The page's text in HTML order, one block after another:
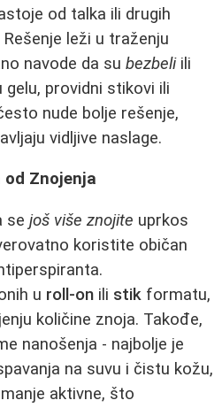
od talka ili drugih
leži u traženju
navode da su bezbeliili
gelu, providni stikovi ili
nude bolje rešenje,
vidljive naslage.
Znojenja
se još više znojite uprkos
koristite običan
u roll-on ili stik formatu,
količine znoja. Takođe,
nanošenja - najbolje je
na suvu i čistu kožu,
aktivne, što